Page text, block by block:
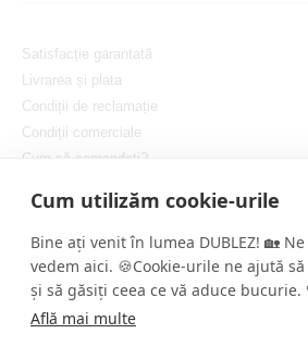
Cum utilizăm cookie-urile
Bine ați venit în lumea DUBLEZ! 🏡
vedem aici. 🍪Cookie-urile ne ajută
și să găsiți ceea ce vă aduce bucurie.
Află mai multe
Satisfacție garantată
Livrarea și plata
Condiții de reclamație
Condiții comerciale
Cum să comandați?
Setați cookie-urile